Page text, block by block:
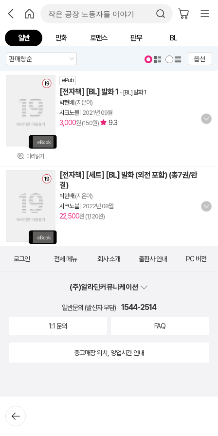
일반 만화 로맨스 판무 BL
옵션
미리읽기
ePub
[전자책] [BL] 발화 1 - [BL] 발화 1
박현배 (지은이)
시크노블| 2021년 09월
3,000원 (150원) 9.3
[전자책] [세트] [BL] 발화 (외전 포함) (총7권/완
결)
박현배 (지은이)
시크노블| 2022년 08월
22,500원 (1,120원)
뒤로가
기
로그인 전체 메뉴 회사 소개 출판사 안내 PC 버전
(주)알라딘커뮤니케이션
일반문의 (발신자 부담) 1544-2514
1:1 문의 FAQ
중고매장 위치, 영업시간 안내